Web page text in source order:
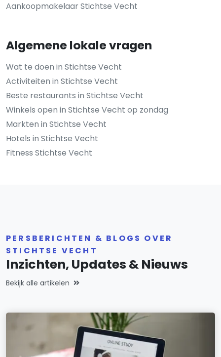
Aankoopmakelaar Stichtse Vecht
Algemene lokale vragen
Wat te doen in Stichtse Vecht
Activiteiten in Stichtse Vecht
Beste restaurants in Stichtse Vecht
Winkels open in Stichtse Vecht op zondag
Markten in Stichtse Vecht
Hotels in Stichtse Vecht
Fitness Stichtse Vecht
PERSBERICHTEN & BLOGS OVER
STICHTSE VECHT
Inzichten, Updates & Nieuws
Bekijk alle artikelen